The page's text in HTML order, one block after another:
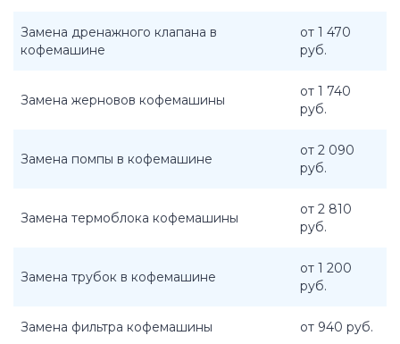
Замена дренажного клапана в
кофемашине
от 1 470
руб.
Замена жерновов кофемашины
от 1 740
руб.
Замена помпы в кофемашине
от 2 090
руб.
Замена термоблока кофемашины
от 2 810
руб.
Замена трубок в кофемашине
от 1 200
руб.
Замена фильтра кофемашины от 940 руб.